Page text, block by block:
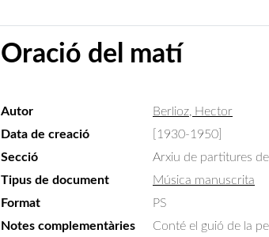
Oració del matí
Autor
Berlioz, Hector
Data de creació
[1930-1950]
Secció
Arxiu de partitures
Tipus de document
Música manuscrita
Format
PS
Notes complementàries
Conté el guió de la